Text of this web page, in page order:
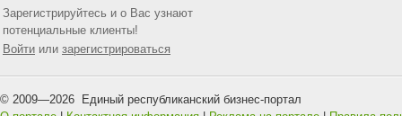
Зарегистрируйтесь и о Вас узнают
потенциальные клиенты!
Войти или зарегистрироваться
© 2009—2026 Единый республиканский бизнес-портал